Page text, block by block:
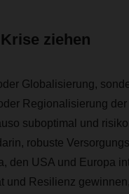
ziehen
Globalisierung,
Regionalisierung
suboptimal und
robuste
den USA und Europa
und Resilienz